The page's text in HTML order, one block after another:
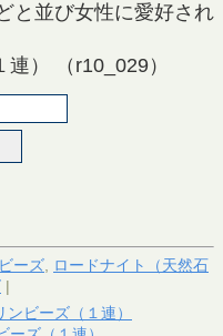
と並び女性に愛好され
） （r10_029）
ーズ
ロードナイト（天然石
|
ビーズ（１連）